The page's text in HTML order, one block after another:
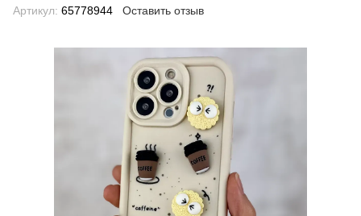
Артикул: 65778944 Оставить отзыв